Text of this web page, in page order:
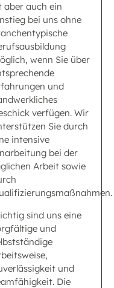
aber auch ein
bei uns ohne
wenn Sie über
und
verfügen. Wir
Sie durch
intensive
bei der
Arbeit sowie
sind uns eine
und
und
Die